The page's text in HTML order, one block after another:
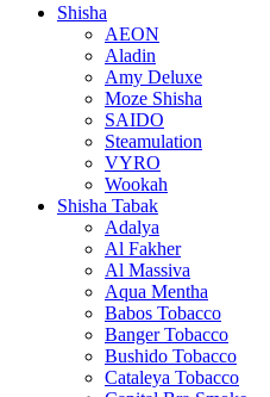
Shisha
AEON
Aladin
Amy Deluxe
Moze Shisha
SAIDO
Steamulation
VYRO
Wookah
Shisha Tabak
Adalya
Al Fakher
Al Massiva
Aqua Mentha
Babos Tobacco
Banger Tobacco
Bushido Tobacco
Cataleya Tobacco